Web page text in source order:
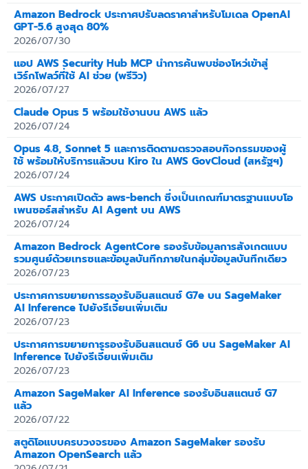
Amazon Bedrock ประกาศปรับลดราคาสำหรับโมเดล OpenAI
GPT-5.6 สูงสุด 80%
2026/07/30
แอป AWS Security Hub MCP นำการค้นพบช่องโหว่เข้าสู่
เวิร์กโฟลว์ที่ใช้ AI ช่วย (พรีวิว)
2026/07/27
Claude Opus 5 พร้อมใช้งานบน AWS แล้ว
2026/07/24
Opus 4.8, Sonnet 5 และการติดตามตรวจสอบกิจกรรมของผู้
ใช้ พร้อมให้บริการแล้วบน Kiro ใน AWS GovCloud (สหรัฐฯ)
2026/07/24
AWS ประกาศเปิดตัว aws-bench ซึ่งเป็นเกณฑ์มาตรฐานแบบโอ
เพนซอร์สสำหรับ AI Agent บน AWS
2026/07/24
Amazon Bedrock AgentCore รองรับข้อมูลการสังเกตแบบ
รวมศูนย์ด้วยเทรซและข้อมูลบันทึกภายในกลุ่มข้อมูลบันทึกเดียว
2026/07/23
ประกาศการขยายการรองรับอินสแตนซ์ G7e บน SageMaker
AI Inference ไปยังรีเจี้ยนเพิ่มเติม
2026/07/23
ประกาศการขยายการรองรับอินสแตนซ์ G6 บน SageMaker AI
Inference ไปยังรีเจี้ยนเพิ่มเติม
2026/07/23
Amazon SageMaker AI Inference รองรับอินสแตนซ์ G7
แล้ว
2026/07/22
สตูดิโอแบบครบวงจรของ Amazon SageMaker รองรับ
Amazon OpenSearch แล้ว